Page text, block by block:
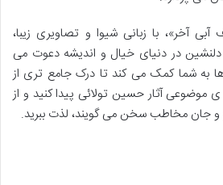
آخر»، با زبانی شیوا و تصاویری زیبا،
در دنیای خیال و اندیشه دعوت می
به شما کمک می کند تا درک جامع تری از
موضوعی آثار حسین تولائی پیدا کنید و از
و جان مخاطب سخن می گویند، لذت ببرید.